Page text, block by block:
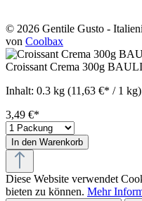
© 2026 Gentile Gusto -
von Coolbax
Croissant Crema 300g BAULI
Inhalt: 0.3 kg (11,63 €* / 1 kg)
3,49 €*
In den Warenkorb
Diese Website verwendet
bieten zu können. Mehr